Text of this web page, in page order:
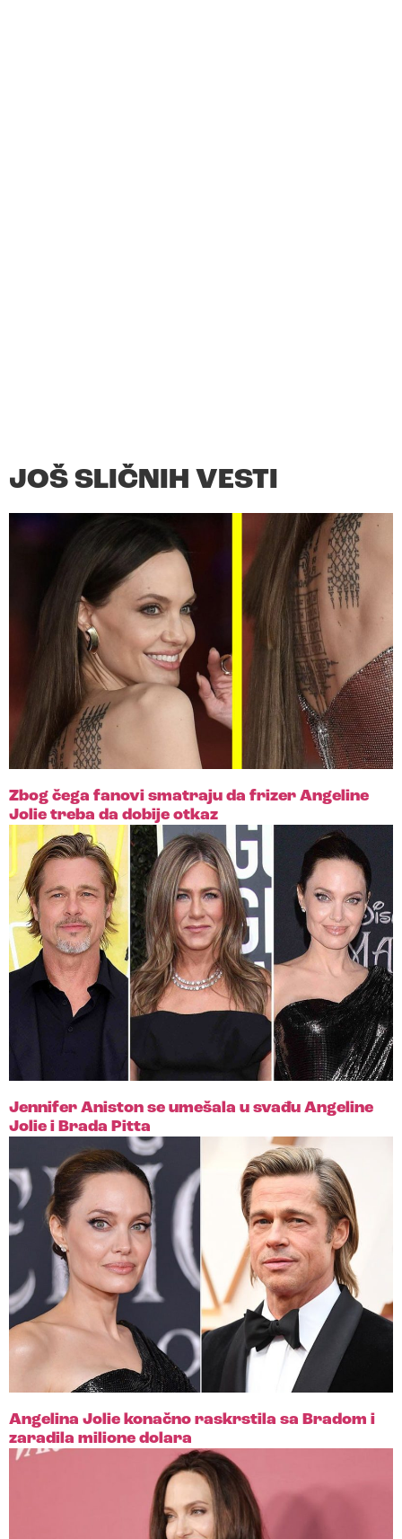
JOŠ SLIČNIH VESTI
Zbog čega fanovi smatraju da frizer Angeline
Jolie treba da dobije otkaz
Jennifer Aniston se umešala u svađu Angeline
Jolie i Brada Pitta
Angelina Jolie konačno raskrstila sa Bradom i
zaradila milione dolara